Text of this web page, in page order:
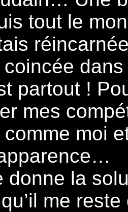
tout le
partout !
mes
moi
donne la
me